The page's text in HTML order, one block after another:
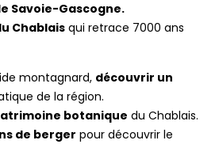
Savoie-Gascogne.
Chablais qui retrace 7000 ans
montagnard, découvrir un
de la région.
botanique du Chablais.
de berger pour découvrir le